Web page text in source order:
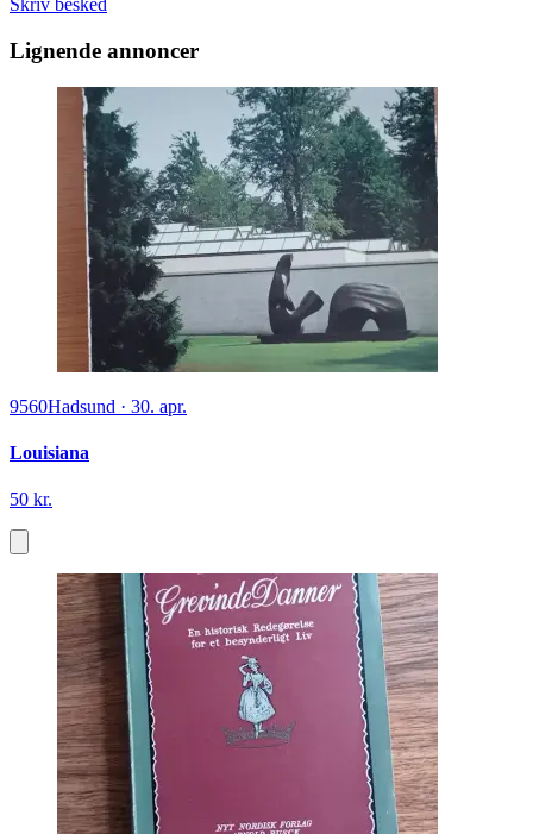
Skriv besked
Lignende annoncer
9560Hadsund · 30. apr.
Louisiana
50 kr.